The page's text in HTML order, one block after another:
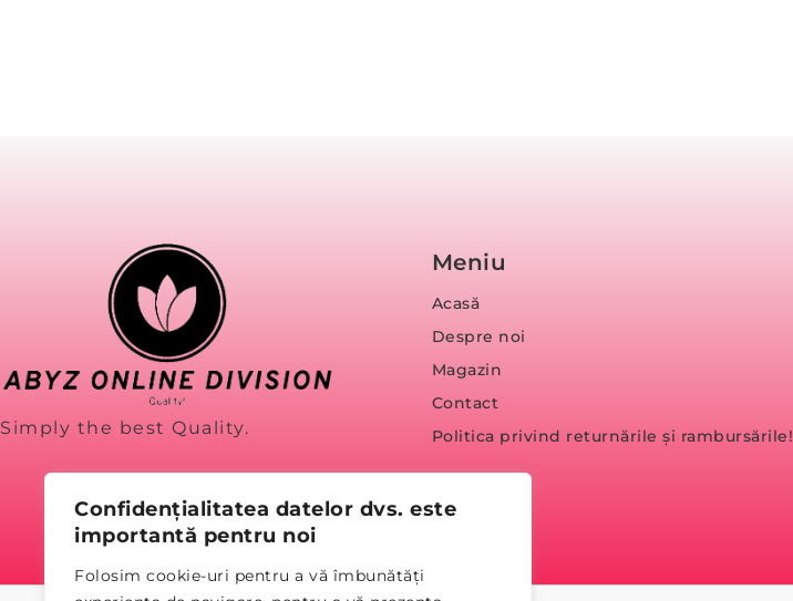
Confidențialitatea datelor dvs. este
importantă pentru noi
Folosim cookie-uri pentru a vă îmbunătăți
Simply the best Quality.
Meniu
Acasă
Despre noi
Magazin
Contact
Politica privind returnările și rambursările!